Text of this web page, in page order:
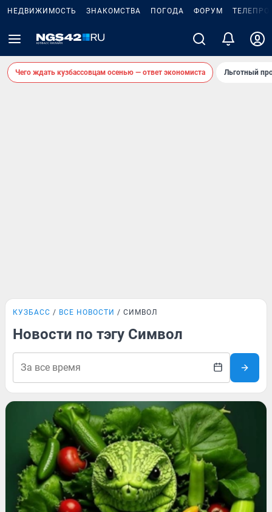
НЕДВИЖИМОСТЬ ЗНАКОМСТВА ПОГОДА ФОРУМ
Чего ждать кузбассовцам осенью — ответ экономиста Льготный
КУЗБАСС ВСЕ НОВОСТИ СИМВОЛ
Новости по тэгу Символ